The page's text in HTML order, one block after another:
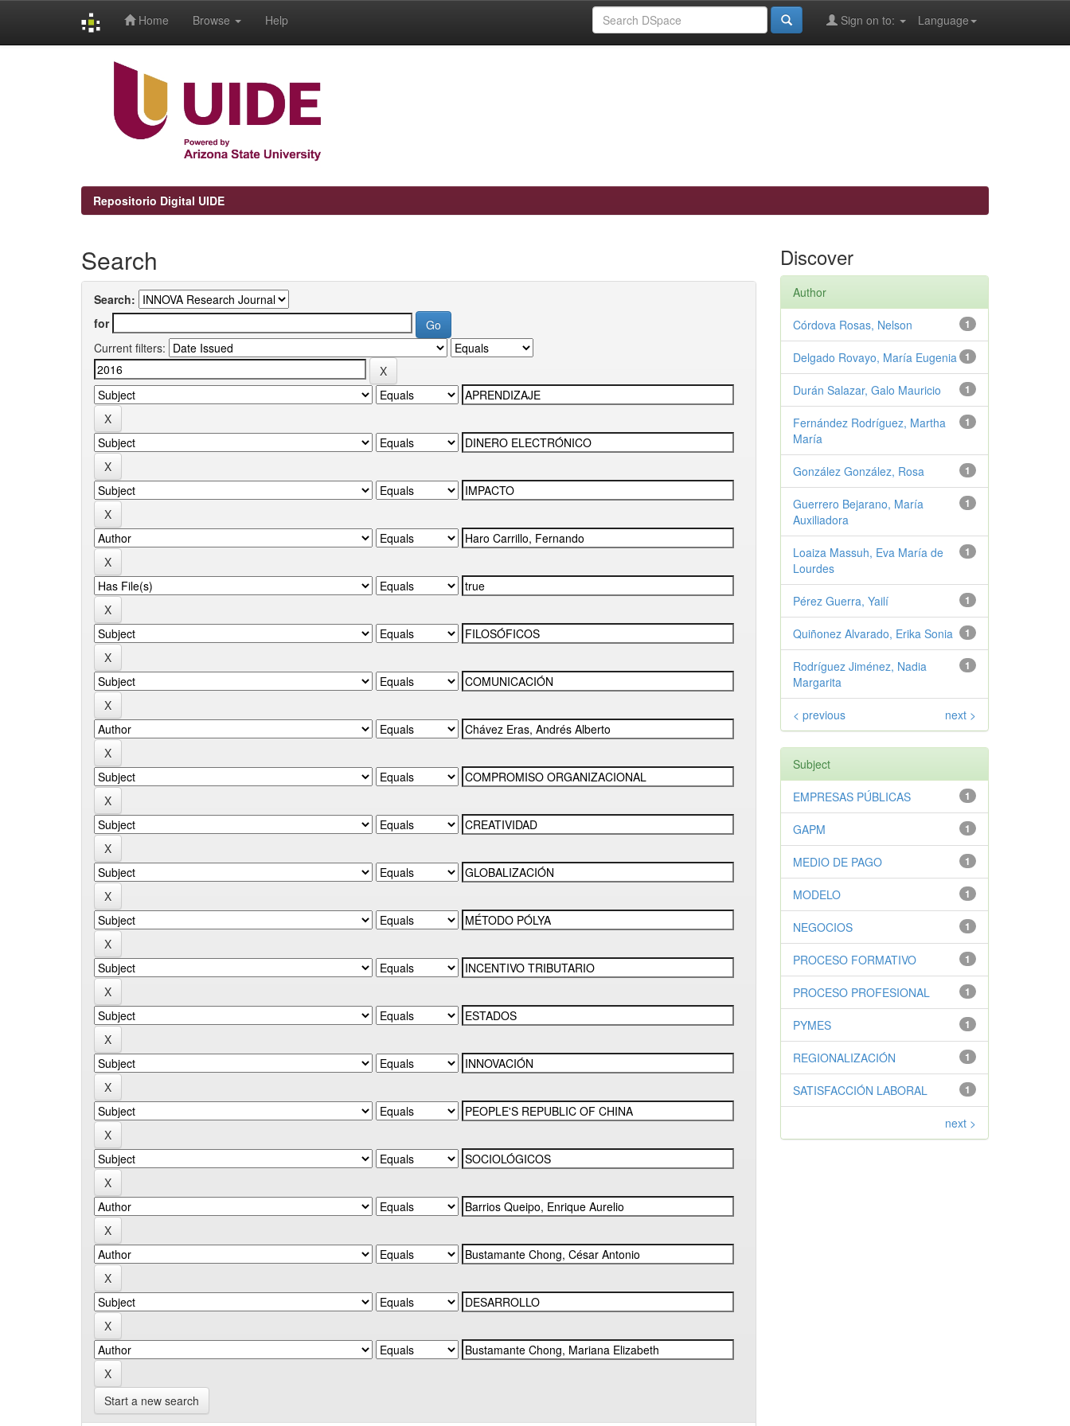
Home Browse Help Language
Sign on to:
Repositorio Digital UIDE
Search
Search:
for
Current filters:
Start a new search
Discover
Author
1
Córdova Rosas, Nelson
1
Delgado Rovayo, María Eugenia
1
Durán Salazar, Galo Mauricio
1
Fernández Rodríguez, Martha
María
1
González González, Rosa
1
Guerrero Bejarano, María
Auxiliadora
1
Loaiza Massuh, Eva María de
Lourdes
1
Pérez Guerra, Yailí
1
Quiñonez Alvarado, Erika Sonia
1
Rodríguez Jiménez, Nadia
Margarita
< previous next >
Subject
1
EMPRESAS PÚBLICAS
1
GAPM
1
MEDIO DE PAGO
1
MODELO
1
NEGOCIOS
1
PROCESO FORMATIVO
1
PROCESO PROFESIONAL
1
PYMES
1
REGIONALIZACIÓN
1
SATISFACCIÓN LABORAL
next >